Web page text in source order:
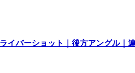
イバーショット｜後方アングル｜